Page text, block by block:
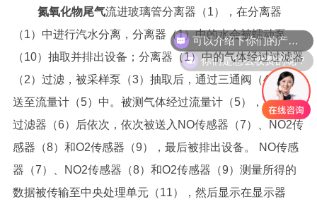
氮氧化物尾气流进玻璃管分离器（1），在分离器
（1）中进行汽水分离，分离器（1）中的水会被蠕动泵
（10）抽取并排出设备；分离器（1）中的气体经过过滤器
（2）过滤，被采样泵（3）抽取后，通过三通阀（4）被输
送至流量计（5）中。被测气体经过流量计（5），再经过
过滤器（6）后依次，依次被送入NO传感器（7）、NO2传
感器（8）和O2传感器（9），最后被排出设备。
NO传感
器（7）、NO2传感器（8）和O2传感器（9）测量所得的
数据被传输至中央处理单元（11），然后显示在显示器
你们是怎么收费的呢？